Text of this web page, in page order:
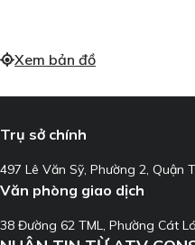
Xem bản đồ
Trụ sở chính
497 Lê Văn Sỹ, Phường 2, Quận
Văn phòng giao dịch
38 Đường 62 TML, Phường Cát